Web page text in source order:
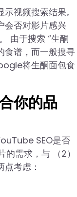
视频搜索结果。
会否对影片感兴
由于搜索 “生酮
食谱，而一般搜寻
将生酮面包食
你的品
SEO是否
的需求，与 （2）
考虑：